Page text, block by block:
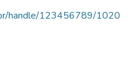
handle/123456789/1020